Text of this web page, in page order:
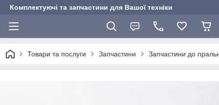
Комплектуючі та запчастини для Вашої техніки
Товари та послуги Запчастини Запчастини до